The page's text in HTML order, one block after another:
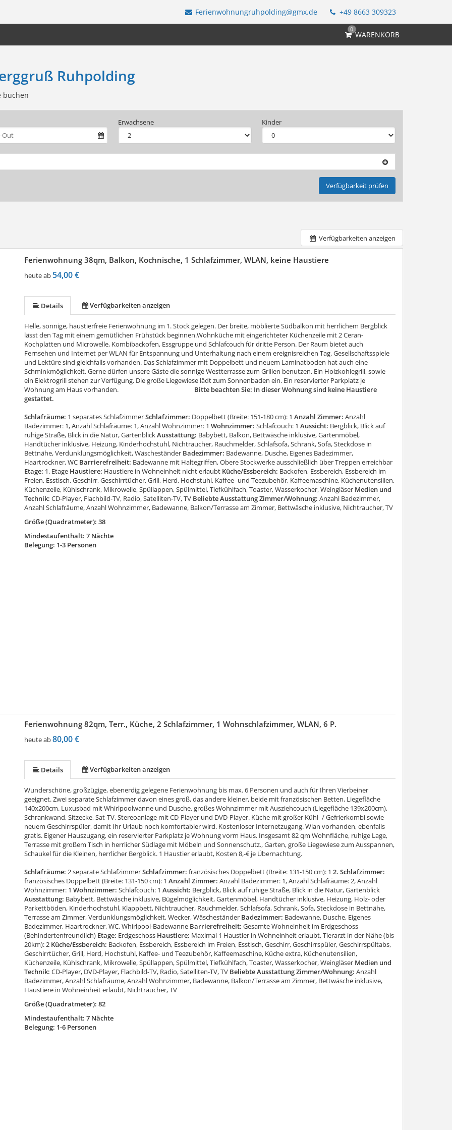
Ferienwohnungruhpolding@gmx.de +49 8663 309323
0
WARENKORB
Ruhpolding
buchen
Erwachsene Kinder
Verfügbarkeit prüfen
Verfügbarkeiten anzeigen
Ferienwohnung 38qm, Balkon, Kochnische, 1 Schlafzimmer, WLAN, keine Haustiere
heute ab 54,00 €
Details Verfügbarkeiten anzeigen
Helle, sonnige, haustierfreie Ferienwohnung im 1. Stock gelegen. Der breite, möblierte Südbalkon mit herrlichem Bergblick
lässt den Tag mit einem gemütlichen Frühstück beginnen.Wohnküche mit eingerichteter Küchenzeile mit 2 Ceran-
Kochplatten und Microwelle, Kombibackofen, Essgruppe und Schlafcouch für dritte Person. Der Raum bietet auch
Fernsehen und Internet per WLAN für Entspannung und Unterhaltung nach einem ereignisreichen Tag. Gesellschaftsspiele
und Lektüre sind gleichfalls vorhanden. Das Schlafzimmer mit Doppelbett und neuem Laminatboden hat auch eine
Schminkmöglichkeit. Gerne dürfen unsere Gäste die sonnige Westterrasse zum Grillen benutzen. Ein Holzkohlegrill, sowie
ein Elektrogrill stehen zur Verfügung. Die große Liegewiese lädt zum Sonnenbaden ein. Ein reservierter Parkplatz je
Wohnung am Haus vorhanden. Bitte beachten Sie: In dieser Wohnung sind keine Haustiere
gestattet.
Schlafräume: 1 separates SchlafzimmerSchlafzimmer: Doppelbett (Breite: 151-180 cm): 1 Anzahl Zimmer: Anzahl
Badezimmer: 1, Anzahl Schlafräume: 1, Anzahl Wohnzimmer: 1 Wohnzimmer: Schlafcouch: 1 Aussicht: Bergblick, Blick auf
ruhige Straße, Blick in die Natur, GartenblickAusstattung: Babybett, Balkon, Bettwäsche inklusive, Gartenmöbel,
Handtücher inklusive, Heizung, Kinderhochstuhl, Nichtraucher, Rauchmelder, Schlafsofa, Schrank, Sofa, Steckdose in
Bettnähe, Verdunklungsmöglichkeit, WäscheständerBadezimmer: Badewanne, Dusche, Eigenes Badezimmer,
Haartrockner, WCBarrierefreiheit: Badewanne mit Haltegriffen, Obere Stockwerke ausschließlich über Treppen erreichbar
Etage: 1. EtageHaustiere: Haustiere in Wohneinheit nicht erlaubtKüche/Essbereich: Backofen, Essbereich, Essbereich im
Freien, Esstisch, Geschirr, Geschirrtücher, Grill, Herd, Hochstuhl, Kaffee- und Teezubehör, Kaffeemaschine, Küchenutensilien,
Küchenzeile, Kühlschrank, Mikrowelle, Spüllappen, Spülmittel, Tiefkühlfach, Toaster, Wasserkocher, WeingläserMedien und
Technik: CD-Player, Flachbild-TV, Radio, Satelliten-TV, TVBeliebte Ausstattung Zimmer/Wohnung: Anzahl Badezimmer,
Anzahl Schlafräume, Anzahl Wohnzimmer, Badewanne, Balkon/Terrasse am Zimmer, Bettwäsche inklusive, Nichtraucher, TV
Größe (Quadratmeter): 38
Mindestaufenthalt: 7 Nächte
Belegung: 1-3 Personen
Ferienwohnung 82qm, Terr., Küche, 2 Schlafzimmer, 1 Wohnschlafzimmer, WLAN, 6 P.
heute ab80,00 €
Details Verfügbarkeiten anzeigen
Wunderschöne, großzügige, ebenerdig gelegene Ferienwohnung bis max. 6 Personen und auch für Ihren Vierbeiner
geeignet. Zwei separate Schlafzimmer davon eines groß, das andere kleiner, beide mit französischen Betten, Liegefläche
140x200cm. Luxusbad mit Whirlpoolwanne und Dusche. großes Wohnzimmer mit Ausziehcouch (Liegefläche 139x200cm),
Schrankwand, Sitzecke, Sat-TV, Stereoanlage mit CD-Player und DVD-Player. Küche mit großer Kühl- / Gefrierkombi sowie
neuem Geschirrspüler, damit Ihr Urlaub noch komfortabler wird. Kostenloser Internetzugang. Wlan vorhanden, ebenfalls
gratis. Eigener Hauszugang, ein reservierter Parkplatz je Wohnung vorm Haus. Insgesamt 82 qm Wohnfläche, ruhige Lage,
Terrasse mit großem Tisch in herrlicher Südlage mit Möbeln und Sonnenschutz., Garten, große Liegewiese zum Ausspannen,
Schaukel für die Kleinen, herrlicher Bergblick. 1 Haustier erlaubt, Kosten 8,-€ je Übernachtung.
Schlafräume: 2 separate SchlafzimmerSchlafzimmer: französisches Doppelbett (Breite: 131-150 cm): 1 2. Schlafzimmer:
französisches Doppelbett (Breite: 131-150 cm): 1 Anzahl Zimmer: Anzahl Badezimmer: 1, Anzahl Schlafräume: 2, Anzahl
Wohnzimmer: 1 Wohnzimmer: Schlafcouch: 1 Aussicht: Bergblick, Blick auf ruhige Straße, Blick in die Natur, Gartenblick
Ausstattung: Babybett, Bettwäsche inklusive, Bügelmöglichkeit, Gartenmöbel, Handtücher inklusive, Heizung, Holz- oder
Parkettböden, Kinderhochstuhl, Klappbett, Nichtraucher, Rauchmelder, Schlafsofa, Schrank, Sofa, Steckdose in Bettnähe,
Terrasse am Zimmer, Verdunklungsmöglichkeit, Wecker, WäscheständerBadezimmer: Badewanne, Dusche, Eigenes
Badezimmer, Haartrockner, WC, Whirlpool-BadewanneBarrierefreiheit: Gesamte Wohneinheit im Erdgeschoss
(Behindertenfreundlich)Etage: ErdgeschossHaustiere: Maximal 1 Haustier in Wohneinheit erlaubt, Tierarzt in der Nähe (bis
20km): 2Küche/Essbereich: Backofen, Essbereich, Essbereich im Freien, Esstisch, Geschirr, Geschirrspüler, Geschirrspültabs,
Geschirrtücher, Grill, Herd, Hochstuhl, Kaffee- und Teezubehör, Kaffeemaschine, Küche extra, Küchenutensilien,
Küchenzeile, Kühlschrank, Mikrowelle, Spüllappen, Spülmittel, Tiefkühlfach, Toaster, Wasserkocher, WeingläserMedien und
Technik: CD-Player, DVD-Player, Flachbild-TV, Radio, Satelliten-TV, TVBeliebte Ausstattung Zimmer/Wohnung: Anzahl
Badezimmer, Anzahl Schlafräume, Anzahl Wohnzimmer, Badewanne, Balkon/Terrasse am Zimmer, Bettwäsche inklusive,
Haustiere in Wohneinheit erlaubt, Nichtraucher, TV
Größe (Quadratmeter): 82
Mindestaufenthalt: 7 Nächte
Belegung: 1-6 Personen